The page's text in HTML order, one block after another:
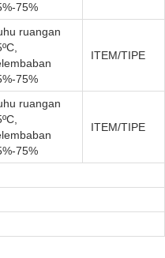
75%
ruangan
75%
ITEM/TIPE
ruangan
75%
ITEM/TIPE